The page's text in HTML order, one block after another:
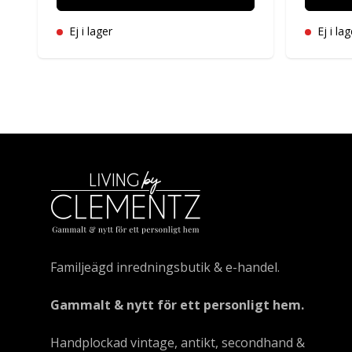
Ej i lager Ej i
Familjeägd inredningsbutik & e-handel.
Gammalt & nytt för ett personligt hem.
Handplockad vintage, antikt, secondhand &